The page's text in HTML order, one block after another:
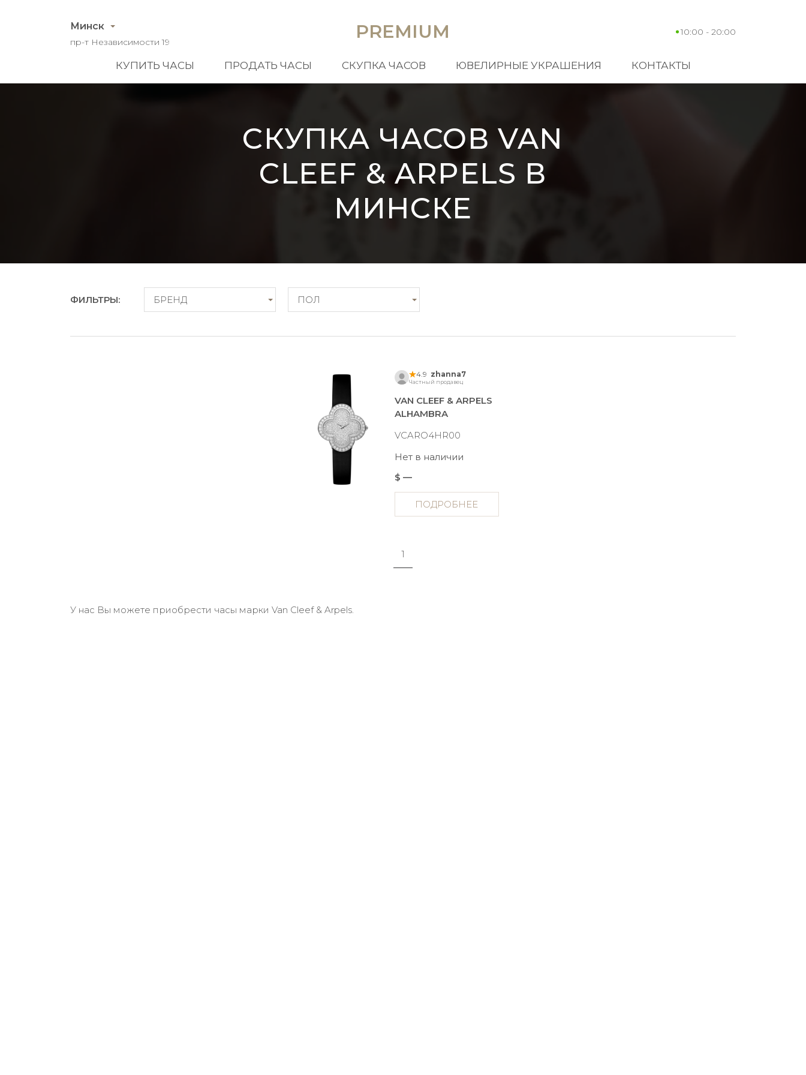
Минск
пр-т Независимости 19 PREMIUM 10:00 - 20:00
КУПИТЬ ЧАСЫ ПРОДАТЬ ЧАСЫ СКУПКА ЧАСОВ ЮВЕЛИРНЫЕ УКРАШЕНИЯ КОНТАКТЫ
СКУПКА ЧАСОВ VAN
CLEEF & ARPELS В
МИНСКЕ
ФИЛЬТРЫ: БРЕНД ПОЛ
4.9 zhanna7
Частный продавец
VAN CLEEF & ARPELS
ALHAMBRA
VCARO4HR00
Нет в наличии
$ —
ПОДРОБНЕЕ
1
У нас Вы можете приобрести часы марки Van Cleef & Arpels.